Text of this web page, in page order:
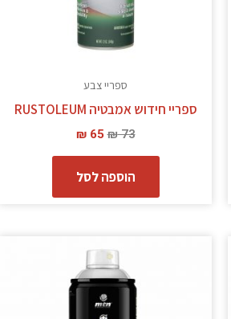
ספריי צבע
ספריי חידוש אמבטיה RUSTOLEUM
₪73
₪65
הוספה לסל